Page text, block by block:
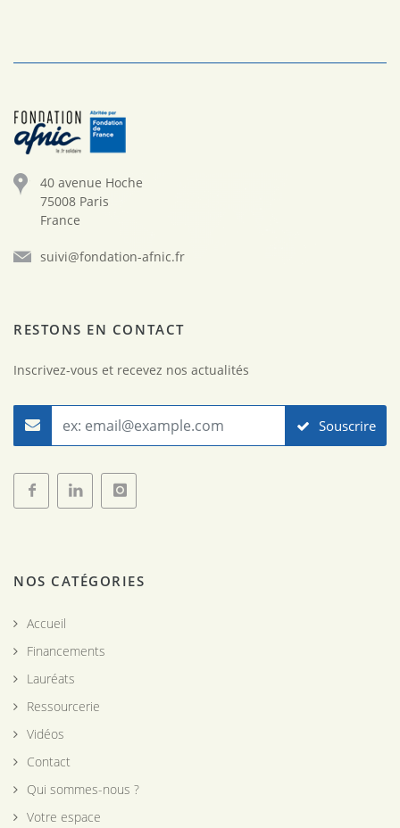
40 avenue Hoche
75008 Paris
France
suivi@fondation-afnic.fr
RESTONS EN CONTACT
Inscrivez-vous et recevez nos actualités
Souscrire
-
AFNIC
-
AFNIC
-
NOS CATÉGORIES
Accueil
Financements
Lauréats
Ressourcerie
Vidéos
Contact
Qui sommes-nous ?
Votre espace